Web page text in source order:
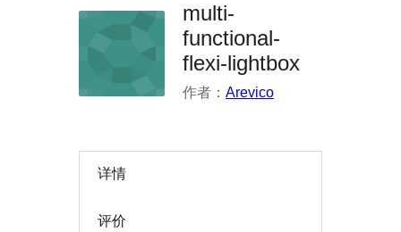
multi-
functional-
flexi-lightbox
作者： Arevico
详情
评价